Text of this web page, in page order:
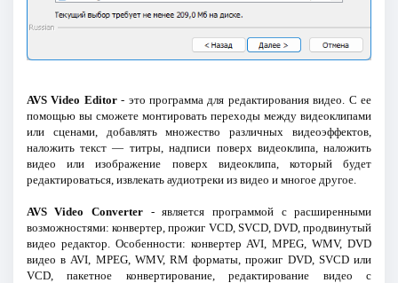
AVS Video Editor- это программа для редактирования видео. С ее
помощью вы сможете монтировать переходы между видеоклипами
или сценами, добавлять множество различных видеоэффектов,
наложить текст — титры, надписи поверх видеоклипа, наложить
видео или изображение поверх видеоклипа, который будет
редактироваться, извлекать аудиотреки из видео и многое другое.
AVS Video Converter - является программой с расширенными
возможностями: конвертер, прожиг VCD, SVCD, DVD, продвинутый
видео редактор. Особенности: конвертер AVI, MPEG, WMV, DVD
видео в AVI, MPEG, WMV, RM форматы, прожиг DVD, SVCD или
VCD, пакетное конвертирование, редактирование видео с